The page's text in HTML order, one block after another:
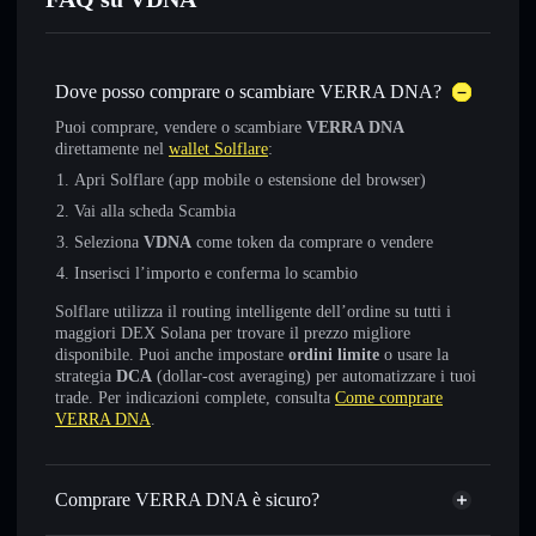
Dove posso comprare o scambiare VERRA DNA?
Puoi comprare, vendere o scambiare VERRA DNA
direttamente nel wallet Solflare:
Apri Solflare (app mobile o estensione del browser)
Vai alla scheda Scambia
Seleziona VDNA come token da comprare o vendere
Inserisci l’importo e conferma lo scambio
Solflare utilizza il routing intelligente dell’ordine su tutti i
maggiori DEX Solana per trovare il prezzo migliore
disponibile. Puoi anche impostare ordini limite o usare la
strategia DCA (dollar-cost averaging) per automatizzare i tuoi
trade. Per indicazioni complete, consulta Come comprare
VERRA DNA.
Comprare VERRA DNA è sicuro?